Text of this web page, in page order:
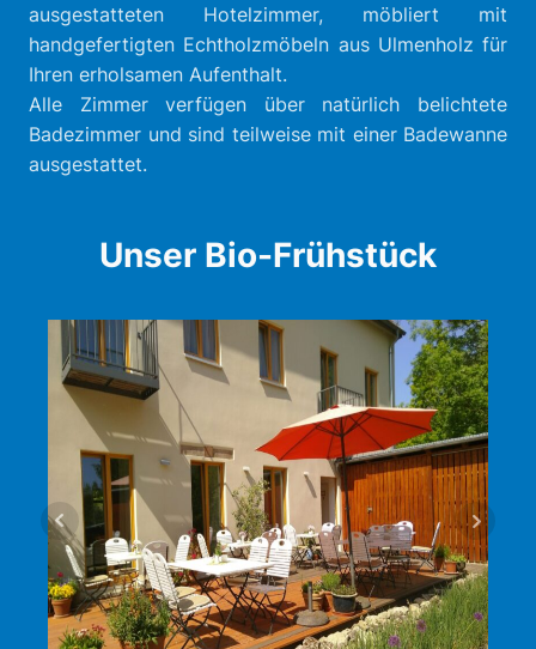
ausgestatteten Hotelzimmer, möbliert mit
handgefertigten Echtholzmöbeln aus Ulmenholz für
Ihren erholsamen Aufenthalt.
Alle Zimmer verfügen über natürlich belichtete
Badezimmer und sind teilweise mit einer Badewanne
ausgestattet.
Unser Bio-Frühstück